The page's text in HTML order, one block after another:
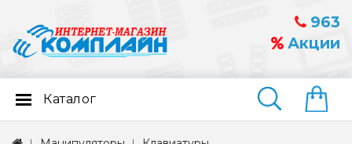
963
Акции
Найти
Каталог